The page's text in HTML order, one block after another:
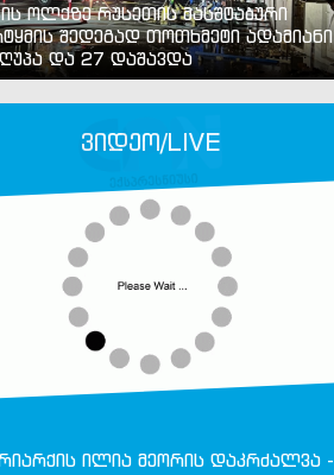
ოლქზე რუსეთის მასშტაბური
შედეგად თოთხმეტი ადამიანი
და 27 დაშავდა
ვიდეო/LIVE
ილია მეორის დაკრძალვა -